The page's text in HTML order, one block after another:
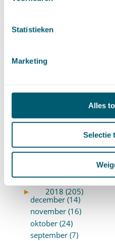
Statistieken
Marketing
Alles
Selectie
januari (17)
november (8)
augustus (10)
juni (10)
maart (10)
januari (24)
►
2018 (205)
december (14)
november (16)
oktober (24)
september (7)